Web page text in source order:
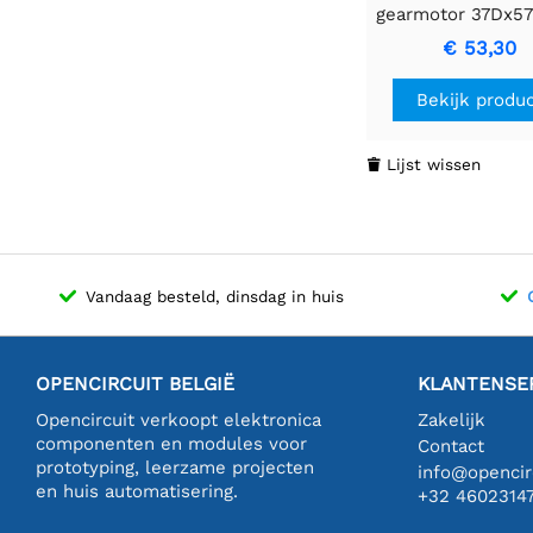
gearmotor
24V
pinion )
€ 53,30
Bekijk
 Lijst wissen
Vandaag besteld, dinsdag in huis
OPENCIRCUIT BELGIË
Opencircuit verkoopt elektronica
componenten en modules voor
prototyping, leerzame projecten
en huis automatisering.
Zakelijk
Contact
+32